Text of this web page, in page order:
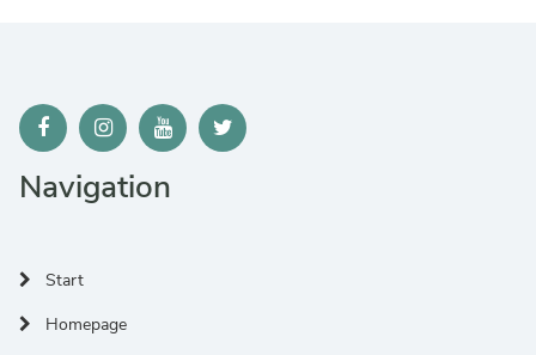
Navigation
Start
Homepage